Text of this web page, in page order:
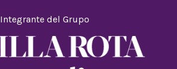
Integrante del Grupo